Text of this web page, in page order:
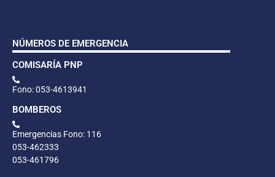
NÚMEROS DE EMERGENCIA
COMISARÍA PNP
Fono: 053-4613941
BOMBEROS
Emergencias Fono: 116
053-462333
053-461796